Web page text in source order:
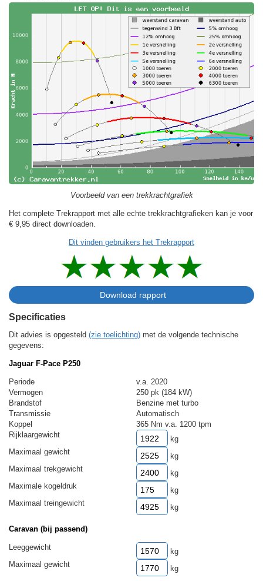
Voorbeeld van een trekkrachtgrafiek
Het complete Trekrapport met alle echte trekkrachtgrafieken kan je voor
€ 9,95 direct downloaden.
Dit vinden gebruikers het Trekrapport
Specificaties
Dit advies is opgesteld (zie toelichting) met de volgende technische
gegevens:
Jaguar F-Pace P250
Periode
v.a. 2020
Vermogen
250 pk (184 kW)
Brandstof
Benzine met turbo
Transmissie
Automatisch
Koppel
365 Nm v.a. 1200 tpm
Rijklaargewicht
kg
Maximaal gewicht
kg
Maximaal trekgewicht
kg
Maximale kogeldruk
kg
Maximaal treingewicht
kg
Caravan (bij passend)
Leeggewicht
kg
Maximaal gewicht
kg